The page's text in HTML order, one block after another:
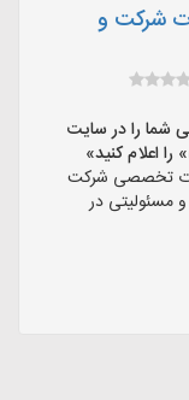
شرکت و
شما را در سایت
تخصصی شرکت
مسئولیتی در